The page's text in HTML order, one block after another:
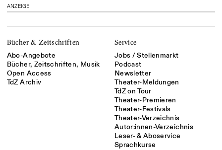
ANZEIGE
Bücher & Zeitschriften
Abo-Angebote
Bücher, Zeitschriften, Musik
Open Access
TdZ Archiv
Service
Jobs / Stellenmarkt
Podcast
Newsletter
Theater-Meldungen
TdZ on Tour
Theater-Premieren
Theater-Festivals
Theater-Verzeichnis
Autor:innen-Verzeichnis
Leser- & Aboservice
Sprachkurse